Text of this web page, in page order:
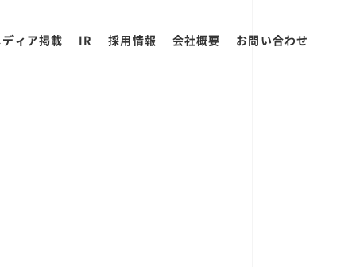
ィア掲載 IR 採用情報 会社概要 お問い合わせ